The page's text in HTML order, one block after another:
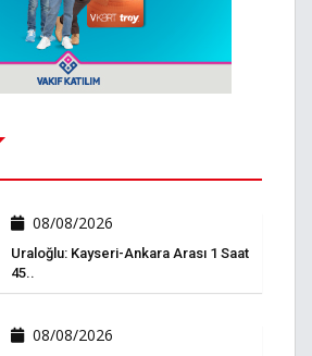
08/08/2026
Uraloğlu: Kayseri-Ankara Arası 1 Saat
45..
08/08/2026